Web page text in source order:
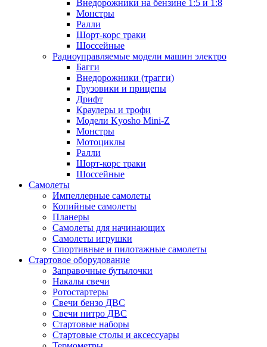
Внедорожники на бензине 1:5 и 1:8
Монстры
Ралли
Шорт-корс траки
Шоссейные
Радиоуправляемые модели машин электро
Багги
Внедорожники (трагги)
Грузовики и прицепы
Дрифт
Краулеры и трофи
Модели Kyosho Mini-Z
Монстры
Мотоциклы
Ралли
Шорт-корс траки
Шоссейные
Самолеты
Импеллерные самолеты
Копийные самолеты
Планеры
Самолеты для начинающих
Самолеты игрушки
Спортивные и пилотажные самолеты
Стартовое оборудование
Заправочные бутылочки
Накалы свечи
Ротостартеры
Свечи бензо ДВС
Свечи нитро ДВС
Стартовые наборы
Стартовые столы и аксессуары